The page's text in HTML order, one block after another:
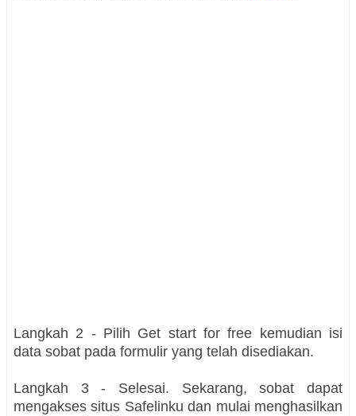
Langkah 2 - Pilih Get start for free kemudian isi
data sobat pada formulir yang telah disediakan.
Langkah 3 - Selesai. Sekarang, sobat dapat
mengakses situs Safelinku dan mulai menghasilkan